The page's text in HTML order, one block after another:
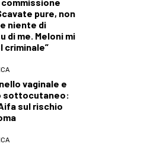
pure, non
niente di
di me. Meloni mi
criminale”
vaginale e
sottocutaneo:
sul rischio